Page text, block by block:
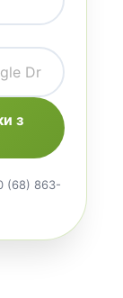
з
(68) 863-